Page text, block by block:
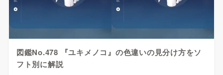
図鑑No.478 『ユキメノコ』の色違いの見分け方をソ
フト別に解説